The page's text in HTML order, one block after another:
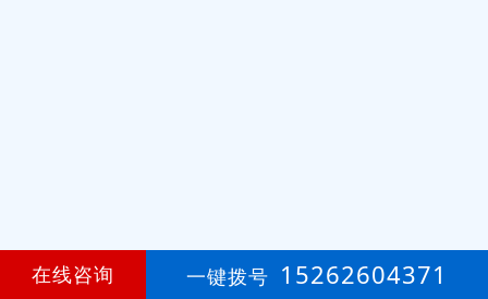
在线咨询 一键拨号 15262604371